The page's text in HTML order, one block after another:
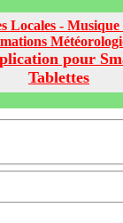
Locales - Musique
pour
Tablettes